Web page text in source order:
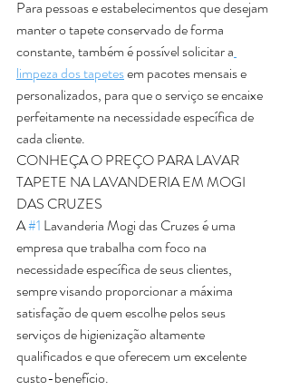
Para pessoas e estabelecimentos que desejam
manter o tapete conservado de forma
constante, também é possível solicitar a
limpeza dos tapetes em pacotes mensais e
personalizados, para que o serviço se encaixe
perfeitamente na necessidade específica de
cada cliente.
CONHEÇA O PREÇO PARA LAVAR
TAPETE NA LAVANDERIA EM MOGI
DAS CRUZES
A #1 Lavanderia Mogi das Cruzes é uma
empresa que trabalha com foco na
necessidade específica de seus clientes,
sempre visando proporcionar a máxima
satisfação de quem escolhe pelos seus
serviços de higienização altamente
qualificados e que oferecem um excelente
custo-benefício.